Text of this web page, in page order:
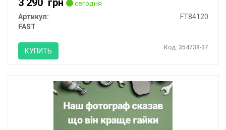
3 290 грн
сегодня
Артикул:
FT84120
FAST
КУПИТЬ Код: 354738-37